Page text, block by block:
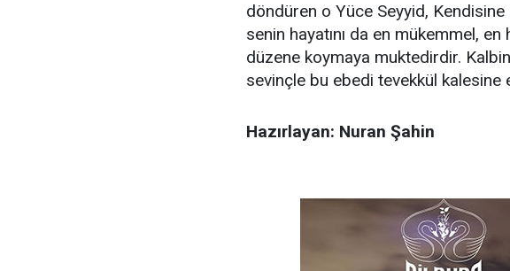
döndüren o Yüce Seyyid,
senin hayatını da en mükemmel, en
düzene koymaya muktedirdir.
sevinçle bu ebedi tevekkül kalesine
Hazırlayan: Nuran Şahin